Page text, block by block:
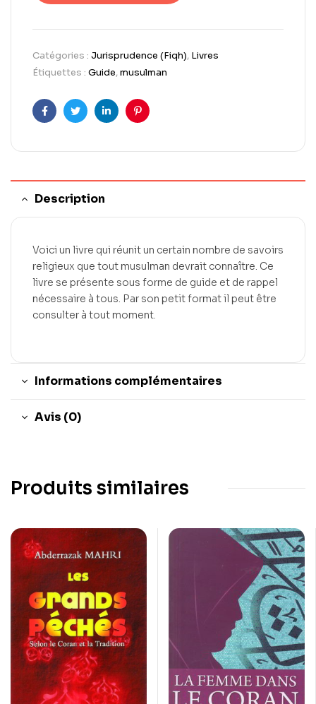
Catégories : Jurisprudence (Fiqh), Livres
Étiquettes : Guide,musulman
FacebookTwitterLinkedInPinterest
Description
Voici un livre qui réunit un certain nombre de savoirs
religieux que tout musulman devrait connaître. Ce
livre se présente sous forme de guide et de rappel
nécessaire à tous. Par son petit format il peut être
consulter à tout moment.
Informations complémentaires
Avis (0)
Produits similaires